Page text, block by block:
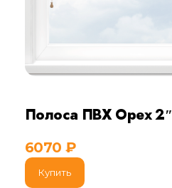
Полоса ПВХ Орех 2″
6070 ₽
Купить